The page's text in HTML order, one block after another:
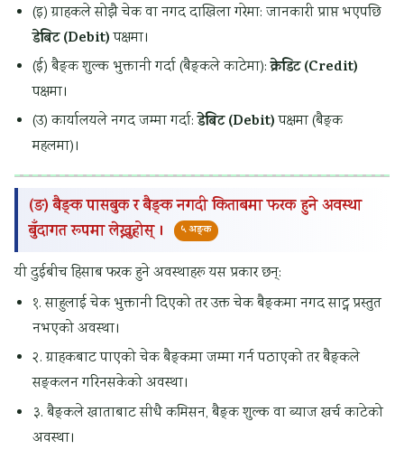
(इ) ग्राहकले सोझै चेक वा नगद दाखिला गरेमा: जानकारी प्राप्त भएपछि
डेबिट (Debit)पक्षमा।
(ई) बैङ्क शुल्क भुक्तानी गर्दा (बैङ्कले काटेमा):क्रेडिट (Credit)
पक्षमा।
(उ) कार्यालयले नगद जम्मा गर्दा:डेबिट (Debit)पक्षमा (बैङ्क
महलमा)।
(ङ) बैङ्क पासबुक र बैङ्क नगदी किताबमा फरक हुने अवस्था
बुँदागत रूपमा लेख्नुहोस् ।
५ अङ्क
यी दुईबीच हिसाब फरक हुने अवस्थाहरू यस प्रकार छन्:
१. साहुलाई चेक भुक्तानी दिएको तर उक्त चेक बैङ्कमा नगद साट्न प्रस्तुत
नभएको अवस्था।
२. ग्राहकबाट पाएको चेक बैङ्कमा जम्मा गर्न पठाएको तर बैङ्कले
सङ्कलन गरिनसकेको अवस्था।
३. बैङ्कले खाताबाट सीधै कमिसन, बैङ्क शुल्क वा ब्याज खर्च काटेको
अवस्था।